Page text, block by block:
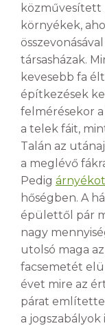
közművesített
környékek,
társasházak.
kevesebb fa
építkezések
felmérésekor
a telek fáit,
Talán az
a meglévő
Pedig árnyékot
hőségben. A
épülettől pár
nagy
utolsó maga
facsemetét
évet mire az
párat
a